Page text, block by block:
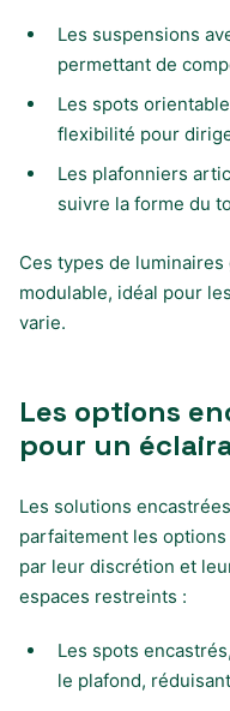
Les suspensions
permettant de
Les spots
flexibilité pour
Les plafonniers
suivre la forme du
Ces types de
modulable, idéal pour
varie.
Les options
pour un
Les solutions
parfaitement les
par leur discrétion et
espaces restreints :
Les spots
le plafond,